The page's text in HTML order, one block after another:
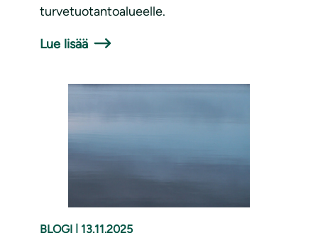
turvetuotantoalueelle.
Lue lisää
BLOGI 13.11.2025